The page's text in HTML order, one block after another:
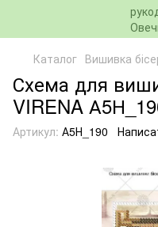
Каталог Вишивка
Схема для
VIRENA
Артикул: А5Н_190